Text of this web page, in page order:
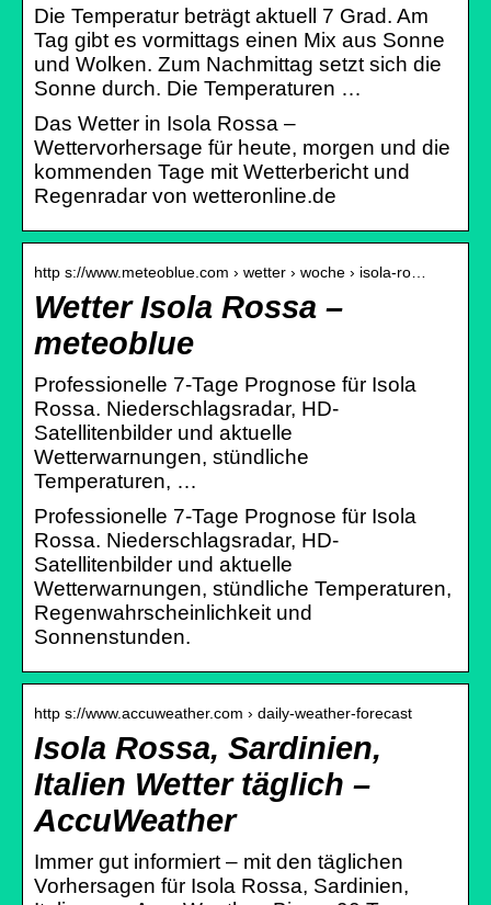
Die Temperatur beträgt aktuell 7 Grad. Am
Tag gibt es vormittags einen Mix aus Sonne
und Wolken. Zum Nachmittag setzt sich die
Sonne durch. Die Temperaturen …
Das Wetter in Isola Rossa –
Wettervorhersage für heute, morgen und die
kommenden Tage mit Wetterbericht und
Regenradar von wetteronline.de
http s://www.meteoblue.com › wetter › woche › isola-ro…
Wetter Isola Rossa –
meteoblue
Professionelle 7-Tage Prognose für Isola
Rossa. Niederschlagsradar, HD-
Satellitenbilder und aktuelle
Wetterwarnungen, stündliche
Temperaturen, …
Professionelle 7-Tage Prognose für Isola
Rossa. Niederschlagsradar, HD-
Satellitenbilder und aktuelle
Wetterwarnungen, stündliche Temperaturen,
Regenwahrscheinlichkeit und
Sonnenstunden.
http s://www.accuweather.com › daily-weather-forecast
Isola Rossa, Sardinien,
Italien Wetter täglich –
AccuWeather
Immer gut informiert – mit den täglichen
Vorhersagen für Isola Rossa, Sardinien,